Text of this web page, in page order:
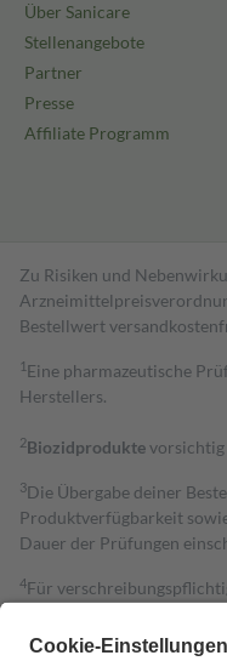
Über Sanicare
Stellenangebote
Partner
Presse
Affiliate Programm
Zu Risiken und
Bestell­wert
1 Eine pharmazeutische
Herstellers.
2Biozidproduktevorsichtig
3Die Übergabe deiner
Produktverfügbarkeit
Dauer der Prüfungen
4Für
Grundsätzlich leisten